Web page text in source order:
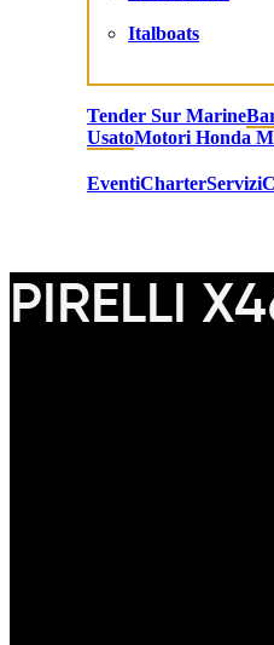
Italboats
Tender Sur Marine
UsatoMotori Honda
EventiCharterServizi
PIRELLI